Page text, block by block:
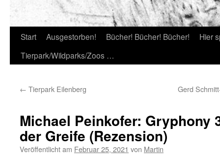
Start Ausgestorben! Bücher! Bücher! Bücher!
Hier
Tierpark/Wildparks/Zoos …
← Tierpark Eilenberg Gerd
Michael Peinkofer: Gryphony
der Greife (Rezension)
Veröffentlicht am Februar 25, 2021 von Martin